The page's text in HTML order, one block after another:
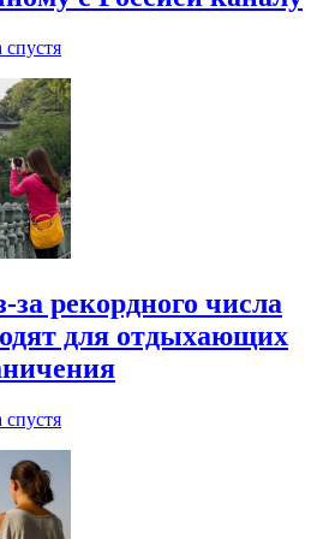
спустя
рекордного числа
для отдыхающих
спустя